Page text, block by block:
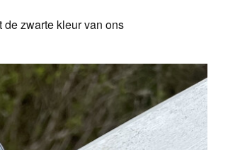
zwarte kleur van ons